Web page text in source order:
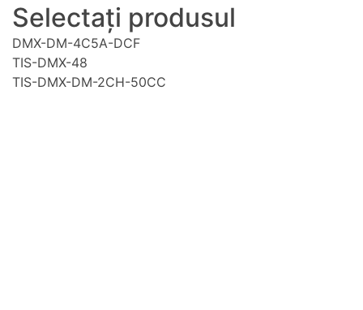
Selectați produsul
DMX-DM-4C5A-DCF
TIS-DMX-48
TIS-DMX-DM-2CH-50CC